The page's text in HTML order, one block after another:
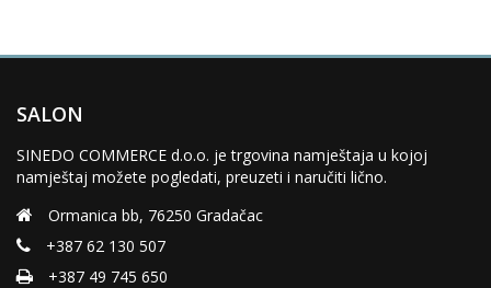
SALON
SINEDO COMMERCE d.o.o. je trgovina namještaja u kojoj
namještaj možete pogledati, preuzeti i naručiti lično.
Ormanica bb, 76250 Gradačac
+387 62 130 507
+387 49 745 650